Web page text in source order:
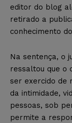
editor do blog
retirado a
conhecimento
Na sentença, o
ressaltou que o
ser exercido de
da intimidade,
pessoas, sob
permite a